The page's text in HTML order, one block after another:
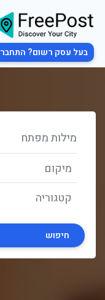
בעל עסק רשום? התחבר
מיקום
קטגוריה
חיפוש